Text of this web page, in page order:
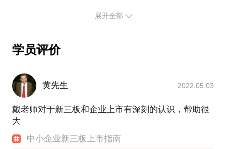
知名上市证券公司兴业证券和世界五百强西门子亚太
需求。
作，并受邀为大学生进行职业规划培训，为企业进行
演讲和谈判、商务礼仪短期培训。现为北清大金融商
学院（P&T University Financial Business School）股
权投融资班主讲老师。
展开全部
学员评价
黄先生 2022.05.03
戴老师对于新三板和企业上市有深刻的认识，帮助很
大
中小企业新三板上市指南